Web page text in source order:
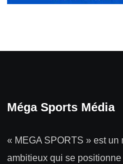
Méga Sports Média
« MEGA SPORTS » est
ambitieux qui se